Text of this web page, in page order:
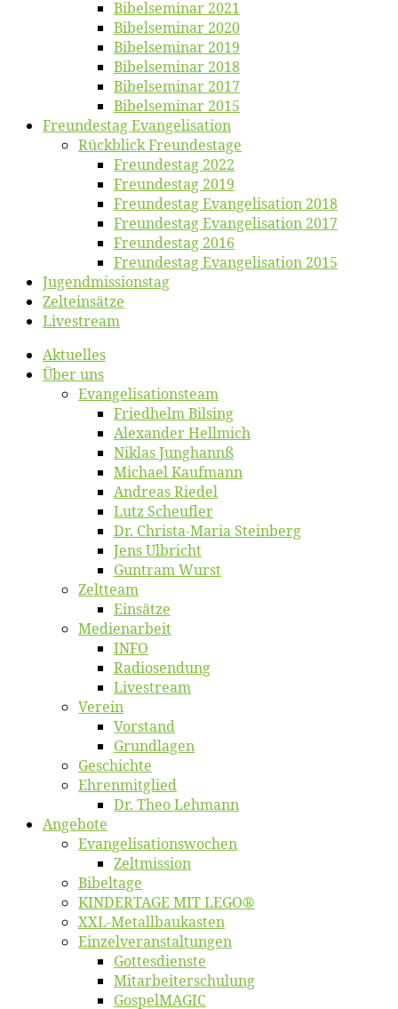
Bi­bel­se­mi­nar 2021
Bi­bel­se­mi­nar 2020
Bi­bel­se­mi­nar 2019
Bi­bel­se­mi­nar 2018
Bibelsemi­nar 2017
Bibelsemi­nar 2015
Freun­des­tag Evangelisation
Rück­blick Freundestage
Freun­des­tag 2022
Freun­des­tag 2019
Freun­des­tag Evan­ge­li­sa­ti­on 2018
Freun­des­tag Evan­ge­li­sa­ti­on 2017
Freun­des­tag 2016
Freun­des­tag Evan­ge­li­sa­ti­on 2015
Jugend­mis­sions­tag
Zelt­ein­sät­ze
Live­stream
Ak­tu­el­les
Über uns
Evangelisa­tions­team
Fried­helm Bilsing
Alex­an­der Hellmich
Ni­klas Junghannß
Mi­cha­el Kaufmann
An­dre­as Riedel
Lutz Scheuf­ler
Dr. Chris­­ta-Ma­ria Steinberg
Jens Ulb­richt
Gun­tram Wurst
Zelt­team
Ein­sät­ze
Me­di­en­ar­beit
INFO
Ra­dio­sen­dung
Live­stream
Ver­ein
Vor­stand
Grund­la­gen
Ge­schich­te
Eh­ren­mit­glied
Dr. Theo Lehmann
An­ge­bo­te
Evangelisa­tions­wo­chen
Zelt­mis­si­on
Bi­bel­ta­ge
KINDERTAGE MIT LEGO®
XXL-Me­­tal­l­­bau­­kas­­ten
Einzelver­an­stal­tungen
Got­tes­diens­te
Mitarbeiter­schulung
Gos­pel­MA­GIC